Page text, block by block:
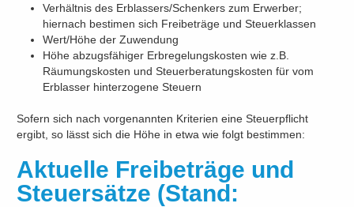
Verhältnis des Erblassers/Schenkers zum Erwerber;
hiernach bestimen sich Freibeträge und Steuerklassen
Wert/Höhe der Zuwendung
Höhe abzugsfähiger Erbregelungskosten wie z.B.
Räumungskosten und Steuerberatungskosten für vom
Erblasser hinterzogene Steuern
Sofern sich nach vorgenannten Kriterien eine Steuerpflicht
ergibt, so lässt sich die Höhe in etwa wie folgt bestimmen:
Aktuelle Freibeträge und
Steuersätze (Stand: